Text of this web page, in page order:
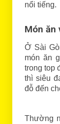
nổi tiếng.
Món ăn
Ở Sài
món ăn
trong top
thì siêu
đỗ đến
Thường